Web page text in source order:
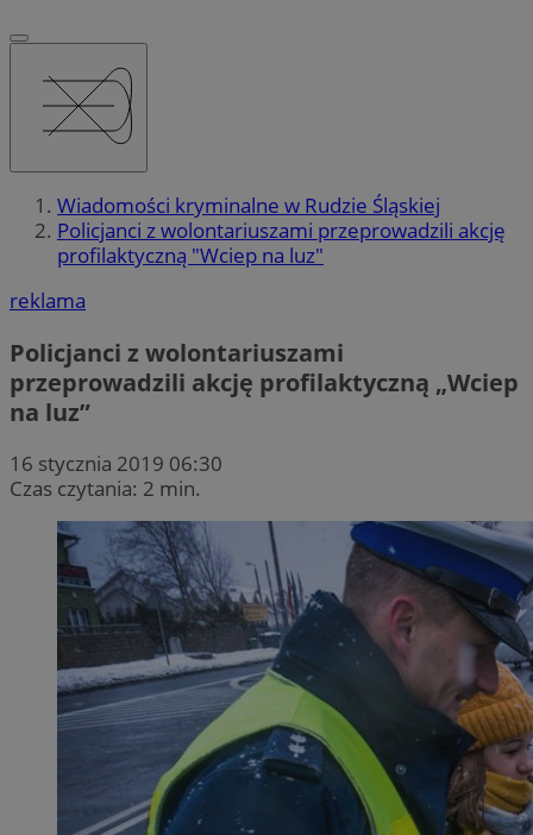
Wiadomości kryminalne w Rudzie Śląskiej
Policjanci z wolontariuszami przeprowadzili akcję
profilaktyczną "Wciep na luz"
reklama
Policjanci z wolontariuszami
przeprowadzili akcję profilaktyczną „Wciep
na luz”
16 stycznia 2019 06:30
Czas czytania: 2 min.